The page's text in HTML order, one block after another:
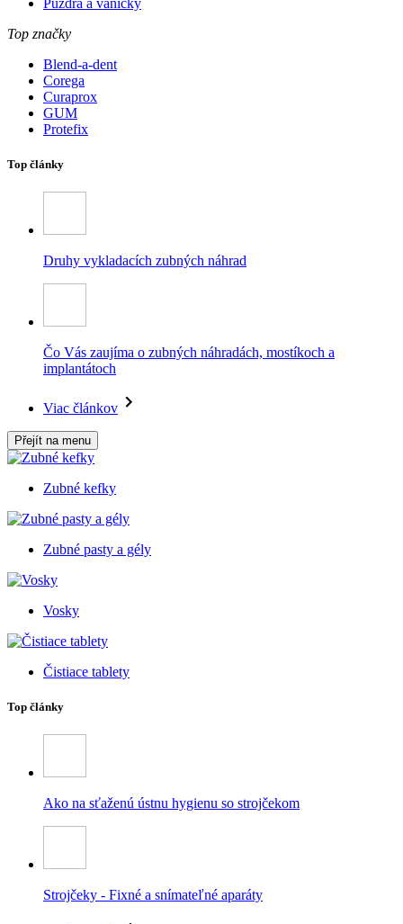
Top značky
Blend-a-dent
Corega
Curaprox
GUM
Protefix
Top články
Druhy vykladacích zubných náhrad
Čo Vás zaujíma o zubných náhradách, mostíkoch a
implantátoch
Viac článkov
Přejít na menu
Zubné kefky
Zubné pasty a gély
Vosky
Čistiace tablety
Top články
Ako na sťaženú ústnu hygienu so strojčekom
Strojčeky - Fixné a snímateľné aparáty